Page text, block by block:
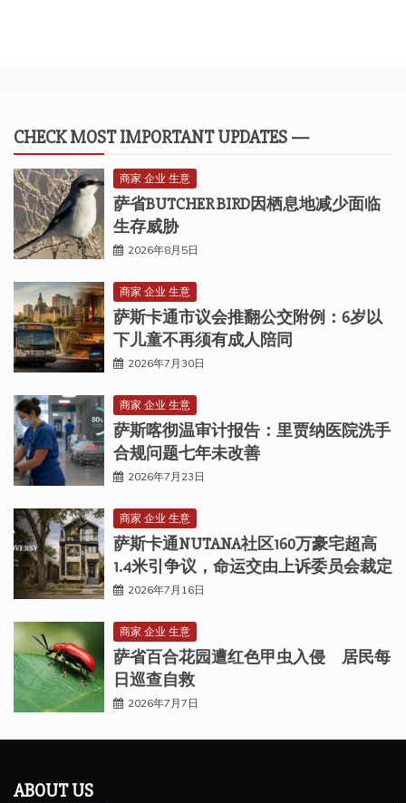
CHECK MOST IMPORTANT UPDATES —
商家 企业 生意
萨省BUTCHER BIRD因栖息地减少面临
生存威胁
2026年8月5日
商家 企业 生意
萨斯卡通市议会推翻公交附例：6岁以
下儿童不再须有成人陪同
2026年7月30日
商家 企业 生意
萨斯喀彻温审计报告：里贾纳医院洗手
合规问题七年未改善
2026年7月23日
商家 企业 生意
萨斯卡通NUTANA社区160万豪宅超高
1.4米引争议，命运交由上诉委员会裁定
2026年7月16日
商家 企业 生意
萨省百合花园遭红色甲虫入侵 居民每
日巡查自救
2026年7月7日
ABOUT US